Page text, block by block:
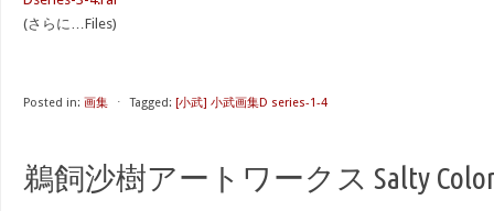
(さらに…Files)
Posted in: 画集 ⋅ Tagged: [小武] 小武画集D series-1-4
鵜飼沙樹アートワークス Salty